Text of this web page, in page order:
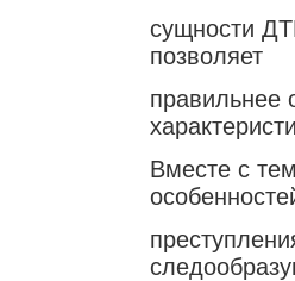
сущности
позволяет
правильнее
Вместе с